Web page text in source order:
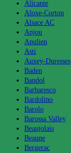
Alicante
Aloxe-Corton
Alsace AC
Anjou
Apulien
Asti
Auxey-Duresses
Baden
Bandol
Barbaresco
Bardolino
Barolo
Barossa Valley
Beaujolais
Beaune
Bergerac